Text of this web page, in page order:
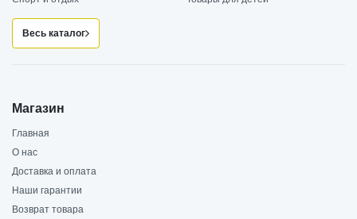
Весь каталог
Магазин
Главная
О нас
Доставка и оплата
Наши гарантии
Возврат товара